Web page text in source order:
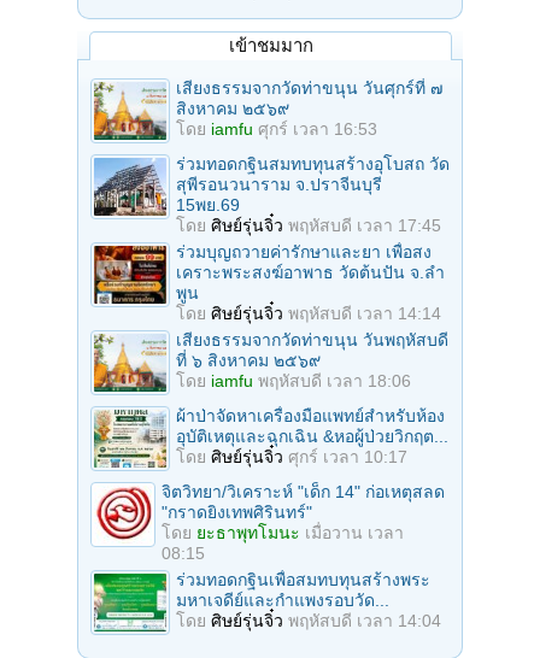
เข้าชมมาก
เสียงธรรมจากวัดท่าขนุน วันศุกร์ที่ ๗
สิงหาคม ๒๕๖๙
โดย iamfu ศุกร์ เวลา 16:53
ร่วมทอดกฐินสมทบทุนสร้างอุโบสถ วัด
สุพีรอนวนาราม จ.ปราจีนบุรี
15พย.69
โดย ศิษย์รุ่นจิ๋ว พฤหัสบดี เวลา 17:45
ร่วมบุญถวายค่ารักษาและยา เพื่อสง
เคราะพระสงฆ์อาพาธ วัดต้นปัน จ.ลํา
พูน
โดย ศิษย์รุ่นจิ๋ว พฤหัสบดี เวลา 14:14
เสียงธรรมจากวัดท่าขนุน วันพฤหัสบดี
ที่ ๖ สิงหาคม ๒๕๖๙
โดย iamfu พฤหัสบดี เวลา 18:06
ผ้าป่าจัดหาเครื่องมือแพทย์สำหรับห้อง
อุบัติเหตุและฉุกเฉิน &หอผู้ป่วยวิกฤต...
โดย ศิษย์รุ่นจิ๋ว ศุกร์ เวลา 10:17
จิตวิทยา/วิเคราะห์ "เด็ก 14" ก่อเหตุสลด
"กราดยิงเทพศิรินทร์"
โดย ยะธาพุทโมนะ เมื่อวาน เวลา
08:15
ร่วมทอดกฐินเพื่อสมทบทุนสร้างพระ
มหาเจดีย์และกำแพงรอบวัด...
โดย ศิษย์รุ่นจิ๋ว พฤหัสบดี เวลา 14:04